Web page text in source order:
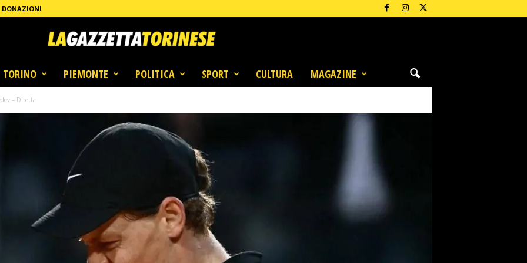
DONAZIONI
TORINO PIEMONTE POLITICA SPORT CULTURA MAGAZINE
– Diretta